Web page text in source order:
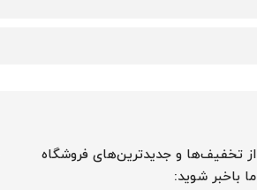
از تخفیف‌ها و جدیدترین‌های فروشگاه
ما باخبر شوید: